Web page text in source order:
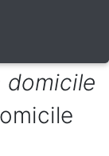
domicile